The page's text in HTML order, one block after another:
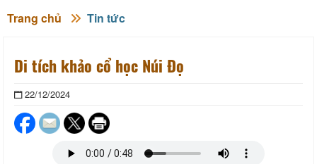
Trang chủ Tin tức
Di tích khảo cổ học Núi Đọ
22/12/2024